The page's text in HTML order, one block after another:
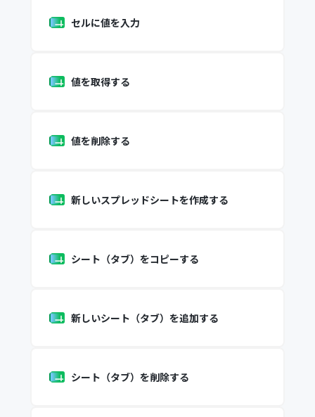
セルに値を入力
値を取得する
値を削除する
新しいスプレッドシートを作成する
シート（タブ）をコピーする
新しいシート（タブ）を追加する
シート（タブ）を削除する